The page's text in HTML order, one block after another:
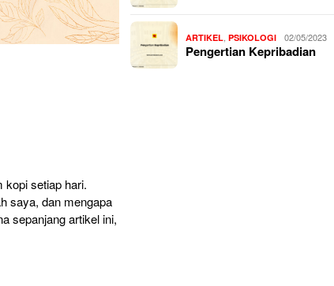
kopi setiap hari.
saya, dan mengapa
sepanjang artikel ini,
ARTIKEL ,PSIKOLOGI 02/05/2023
Pengertian Kepribadian